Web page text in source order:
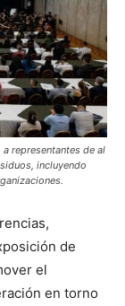
representantes de al
incluyendo
de
el
en torno